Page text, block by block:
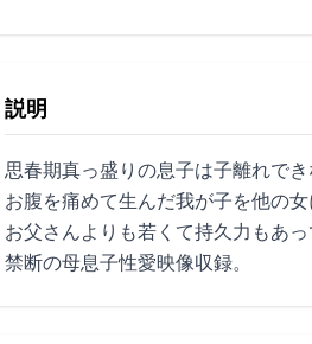
説明
思春期真っ盛りの息子は子離れで
お腹を痛めて生んだ我が子を他の
お父さんよりも若くて持久力もあ
禁断の母息子性愛映像収録。